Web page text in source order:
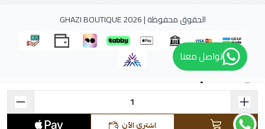
اشتري الآن
الحقوق محفوظة | 2026 GHAZI BOUTIQUE
تواصل معنا
متجر عطور